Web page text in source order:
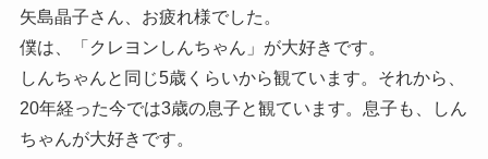
矢島晶子さん、お疲れ様でした。
僕は、「クレヨンしんちゃん」が大好きです。
しんちゃんと同じ5歳くらいから観ています。それから、
20年経った今では3歳の息子と観ています。息子も、しん
ちゃんが大好きです。